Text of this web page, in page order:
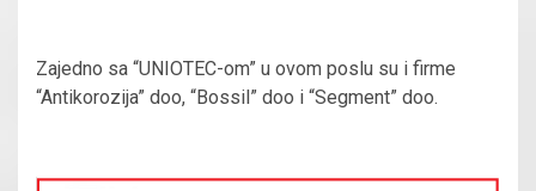
Zajedno sa “UNIOTEC-om” u ovom poslu su i firme
“Antikorozija” doo, “Bossil” doo i “Segment” doo.